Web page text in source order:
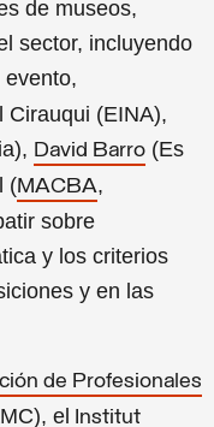
de museos,
sector, incluyendo
evento,
Cirauqui (EINA),
David Barro (Es
(MACBA,
sobre
y los criterios
y en las
de Profesionales
el Institut